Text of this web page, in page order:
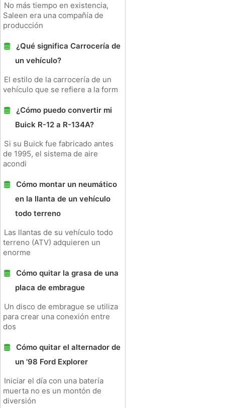
No más tiempo en existencia,
Saleen era una compañía de
producción
¿Qué significa Carrocería de
un vehículo?
El estilo de la carrocería de un
vehículo que se refiere a la form
¿Cómo puedo convertir mi
Buick R-12 a R-134A?
Si su Buick fue fabricado antes
de 1995, el sistema de aire
acondi
Cómo montar un neumático
en la llanta de un vehículo
todo terreno
Las llantas de su vehículo todo
terreno (ATV) adquieren un
enorme
Cómo quitar la grasa de una
placa de embrague
Un disco de embrague se utiliza
para crear una conexión entre
dos
Cómo quitar el alternador de
un '98 Ford Explorer
Iniciar el día con una batería
muerta no es un montón de
diversión